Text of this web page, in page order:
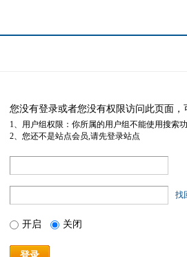
您没有登录或者您没有权限访问此页面
1、用户组权限：你所属的用户组不能使用搜索
2、您还不是站点会员,请先登录站点
找
开启 关闭